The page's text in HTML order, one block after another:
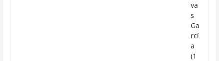
va
s
Ga
rcí
a
(1